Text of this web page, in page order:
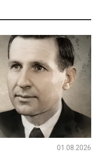
01.08.2026